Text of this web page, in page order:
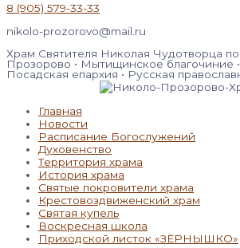
8 (905) 579-33-33
nikolo-prozorovo@mail.ru
Храм Святителя Николая Чудотворца
Прозорово • Мытищинское благочиние
Посадская епархия • Русская
Главная
Новости
Расписание Богослужений
Духовенство
Территория храма
История храма
Святые покровители храма
Крестовоздвиженский храм
Святая купель
Воскресная школа
Приходской листок «ЗЁРНЫШКО»